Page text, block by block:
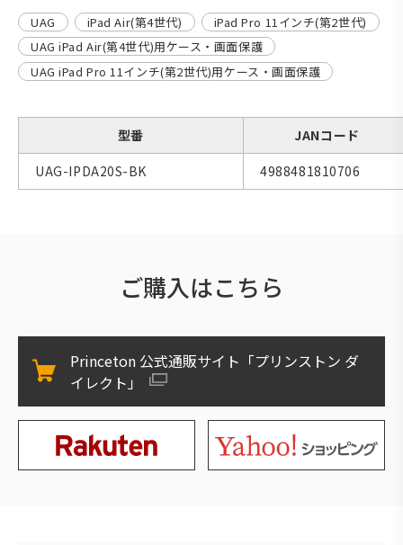
UAG iPad Air(第4世代)
iPad Pro 11インチ(第2世代)
UAG iPad Air(第4世代)用ケース・画面保護
UAG iPad Pro 11インチ(第2世代)用ケース・画面保護
型番
JANコード
UAG-IPDA20S-BK
4988481810706
ご購入はこちら
Princeton 公式通販サイト「プリンストン ダ
イレクト」